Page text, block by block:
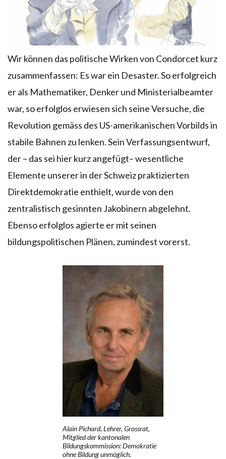
Wir können das politische Wirken von Condorcet kurz
zusammenfassen: Es war ein Desaster. So erfolgreich
er als Mathematiker, Denker und Ministerialbeamter
war, so erfolglos erwiesen sich seine Versuche, die
Revolution gemäss des US-amerikanischen Vorbilds in
stabile Bahnen zu lenken. Sein Verfassungsentwurf,
der – das sei hier kurz angefügt– wesentliche
Elemente unserer in der Schweiz praktizierten
Direktdemokratie enthielt, wurde von den
zentralistisch gesinnten Jakobinern abgelehnt.
Ebenso erfolglos agierte er mit seinen
bildungspolitischen Plänen, zumindest vorerst.
Alain Pichard, Lehrer, Grossrat,
Mitglied der kantonalen
Bildungskommission: Demokratie
ohne Bildung unmöglich.